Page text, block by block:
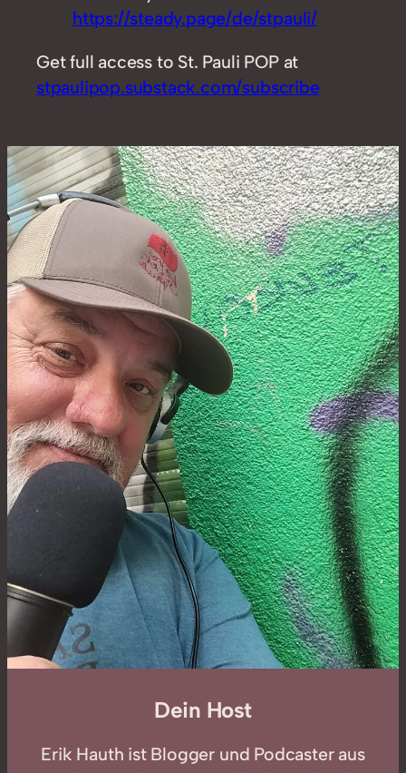
https://steady.page/de/stpauli/
Get full access to St. Pauli POP at
stpaulipop.substack.com/subscribe
Dein Host
Erik Hauth ist Blogger und Podcaster aus